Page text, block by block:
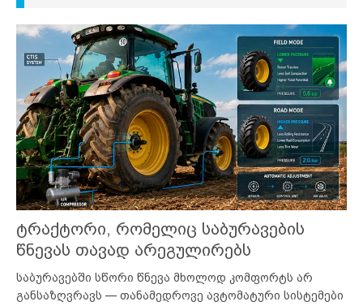
ტრაქტორი, რომელიც საბურავების
წნევას თავად არეგულირებს
საბურავებში სწორი წნევა მხოლოდ კომფორტს არ
განსაზღვრავს — თანამედროვე ავტომატური სისტემები